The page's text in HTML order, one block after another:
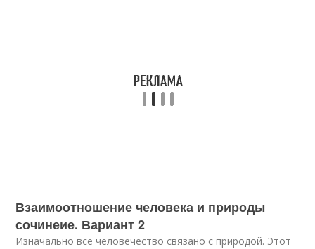
Взаимоотношение человека и природы
сочинеие. Вариант 2
Изначально все человечество связано с природой. Этот